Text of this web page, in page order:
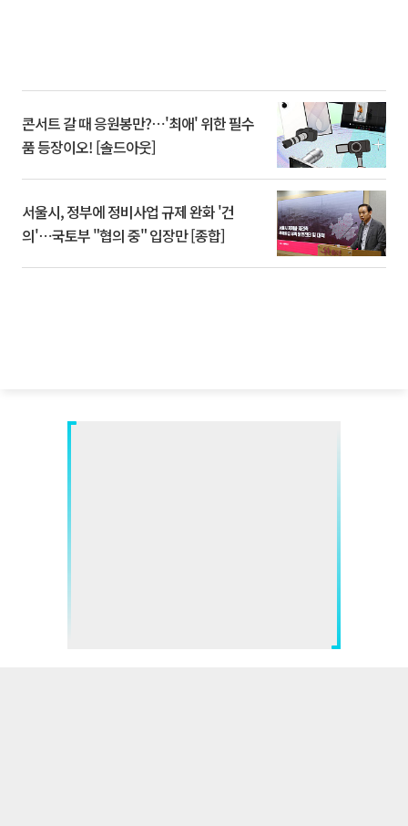
콘서트 갈 때 응원봉만?⋯'최애' 위한 필수
품 등장이오! [솔드아웃]
서울시, 정부에 정비사업 규제 완화 '건
의'⋯국토부 "협의 중" 입장만 [종합]